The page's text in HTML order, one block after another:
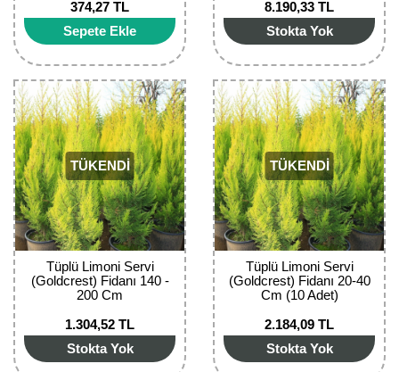
374,27 TL
Sepete Ekle
8.190,33 TL
Stokta Yok
TÜKENDİ
Tüplü Limoni Servi
(Goldcrest) Fidanı 140 -
200 Cm
1.304,52 TL
Stokta Yok
TÜKENDİ
Tüplü Limoni Servi
(Goldcrest) Fidanı 20-40
Cm (10 Adet)
2.184,09 TL
Stokta Yok
Bektaşi Üzümü Fidanı
Böğürtlen Fidanı
Ceviz Fidanı
Dut Fidanı
Elma Fidanı
Erik Fidanı
Feijoa Fidanı
Fidan Anaçları ve Aşı Kalemleri
Fındık Fidanı
Frenk Üzümü Fidanı
Nostaljik Güller
Peyzaj Gülleri
Sarmaşık(Çardak) Gül Fidanları
Ters Lale Soğanı
Yılbaşı Gülü Çiçeği
Zambak Soğanı